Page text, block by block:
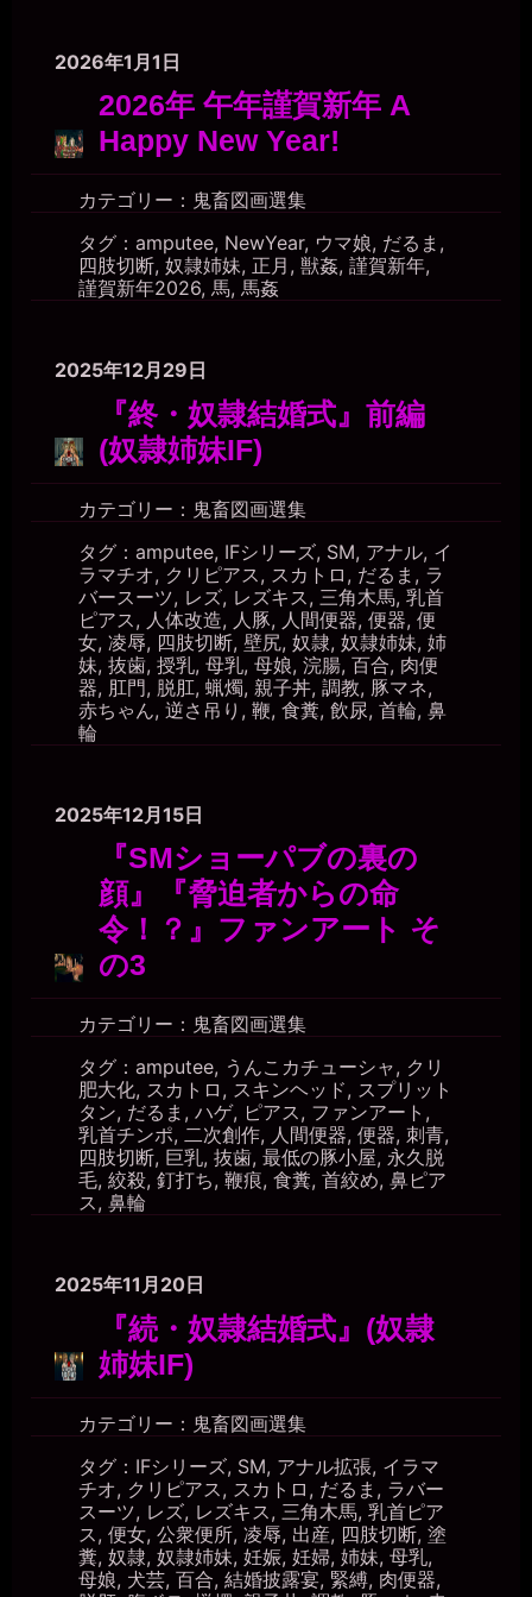
2026年1月1日
2026年 午年謹賀新年 A
Happy New Year!
カテゴリー： 鬼畜図画選集
タグ： amputee, NewYear, ウマ娘, だるま ,
四肢切断, 奴隷姉妹, 正月 , 獣姦, 謹賀新年,
謹賀新年2026, 馬, 馬姦
2025年12月29日
『終・奴隷結婚式』前編
(奴隷姉妹IF)
カテゴリー： 鬼畜図画選集
タグ： amputee, IFシリーズ, SM, アナル, イ
ラマチオ, クリピアス, スカトロ , だるま , ラ
バースーツ, レズ, レズキス, 三角木馬, 乳首
ピアス, 人体改造, 人豚, 人間便器, 便器, 便
女, 凌辱, 四肢切断, 壁尻, 奴隷, 奴隷姉妹, 姉
妹, 抜歯, 授乳, 母乳, 母娘, 浣腸, 百合, 肉便
器, 肛門, 脱肛, 蝋燭, 親子丼, 調教, 豚マネ,
赤ちゃん, 逆さ吊り , 鞭, 食糞, 飲尿, 首輪, 鼻
輪
2025年12月15日
『SMショーパブの裏の
顔』『脅迫者からの命
令！？』ファンアート そ
の3
カテゴリー： 鬼畜図画選集
タグ： amputee, うんこカチューシャ, クリ
肥大化, スカトロ , スキンヘッド, スプリット
タン, だるま , ハゲ, ピアス, ファンアート ,
乳首チンポ, 二次創作, 人間便器, 便器, 刺青,
四肢切断, 巨乳, 抜歯, 最低の豚小屋, 永久脱
毛, 絞殺, 釘打ち, 鞭痕, 食糞, 首絞め, 鼻ピア
ス, 鼻輪
2025年11月20日
『続・奴隷結婚式』(奴隷
姉妹IF)
カテゴリー： 鬼畜図画選集
タグ： IFシリーズ, SM, アナル拡張, イラマ
チオ, クリピアス, スカトロ , だるま , ラバー
スーツ, レズ, レズキス, 三角木馬, 乳首ピア
ス, 便女, 公衆便所, 凌辱, 出産, 四肢切断, 塗
糞, 奴隷, 奴隷姉妹, 妊娠, 妊婦, 姉妹, 母乳,
母娘, 犬芸, 百合, 結婚披露宴, 緊縛, 肉便器,